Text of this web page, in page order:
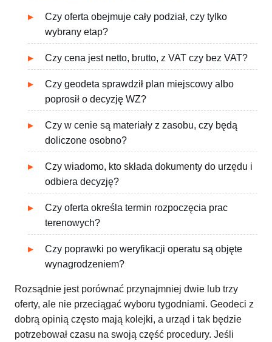
Czy oferta obejmuje cały podział, czy tylko
wybrany etap?
Czy cena jest netto, brutto, z VAT czy bez VAT?
Czy geodeta sprawdził plan miejscowy albo
poprosił o decyzję WZ?
Czy w cenie są materiały z zasobu, czy będą
doliczone osobno?
Czy wiadomo, kto składa dokumenty do urzędu i
odbiera decyzję?
Czy oferta określa termin rozpoczęcia prac
terenowych?
Czy poprawki po weryfikacji operatu są objęte
wynagrodzeniem?
Rozsądnie jest porównać przynajmniej dwie lub trzy
oferty, ale nie przeciągać wyboru tygodniami. Geodeci z
dobrą opinią często mają kolejki, a urząd i tak będzie
potrzebował czasu na swoją część procedury. Jeśli